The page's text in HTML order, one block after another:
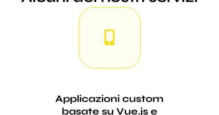
Applicazioni custom
basate su Vue.js e